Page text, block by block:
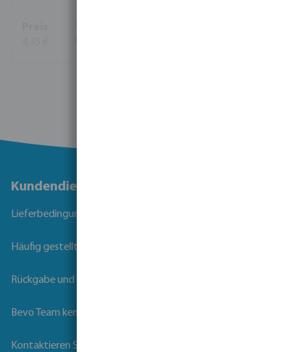
Kundendienst
Lieferbedingungen
Häufig gestellte Fragen
Rückgabe und Garantie
Bevo Team kennenlernen
Kontaktieren Sie uns